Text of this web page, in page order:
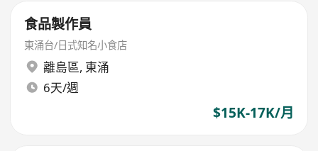
食品製作員
東涌台/日式知名小食店
離島區, 東涌
6天/週
$15K-17K/月